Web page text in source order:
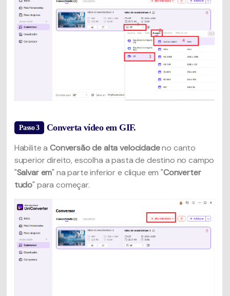
Passo 3 Converta vídeo em GIF.
Habilite aConversão de alta velocidadeno canto
superior direito, escolha a pasta de destino no campo
"Salvar em" na parte inferior e clique em "Converter
tudo" para começar.